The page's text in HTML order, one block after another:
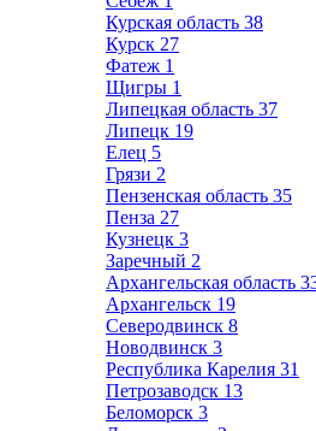
Курская область 38
Курск 27
Фатеж 1
Щигры 1
Липецкая область 37
Липецк 19
Елец 5
Грязи 2
Пензенская область 35
Пенза 27
Кузнецк 3
Заречный 2
Архангельская область
Архангельск 19
Северодвинск 8
Новодвинск 3
Республика Карелия 31
Петрозаводск 13
Беломорск 3